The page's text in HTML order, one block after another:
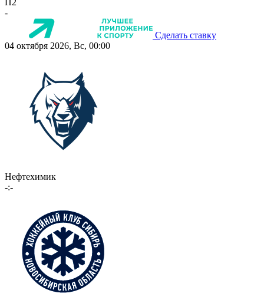
-
Сделать ставку
04 октября 2026, Вс, 00:00
Нефтехимик
-:-